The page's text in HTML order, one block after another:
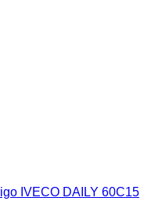
IVECO DAILY 60C15